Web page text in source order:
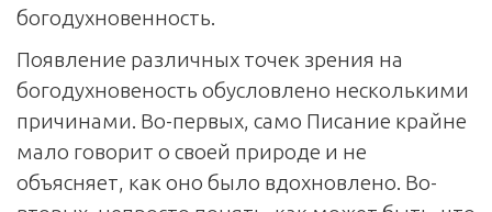
богодухновенность.
Появление различных точек зрения на
богодухновеность обусловлено несколькими
причинами. Во-первых, само Писание крайне
мало говорит о своей природе и не
объясняет, как оно было вдохновлено. Во-